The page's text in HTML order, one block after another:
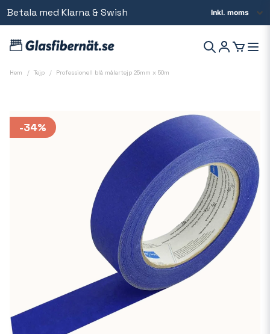
Betala med Klarna & Swish
Beställ innan kl 14 så skickar vi samma dag
Hem Tejp Professionell blå målartejp 25mm x 50m
-34%